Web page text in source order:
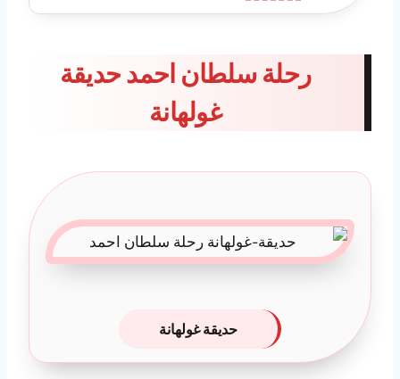
رحلة سلطان احمد حديقة
غولهانة
حديقة غولهانة